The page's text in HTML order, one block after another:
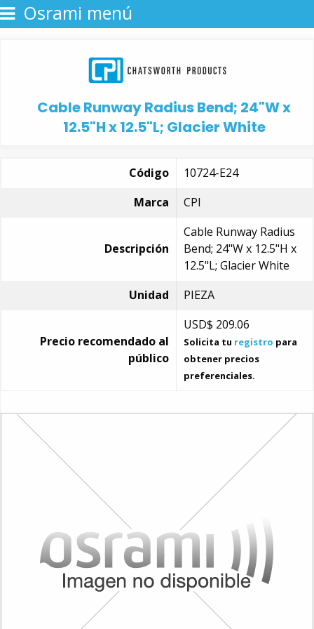
Osrami menú
Cable Runway Radius Bend; 24"W x
12.5"H x 12.5"L; Glacier White
Código
10724-E24
Marca
CPI
Descripción
Cable Runway Radius
Bend; 24"W x 12.5"H x
12.5"L; Glacier White
Unidad
PIEZA
Precio recomendado al
público
USD$ 209.06
Solicita tu registro para
obtener precios
preferenciales.